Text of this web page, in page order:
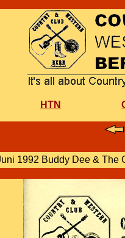
HTN
1992 Buddy Dee & The